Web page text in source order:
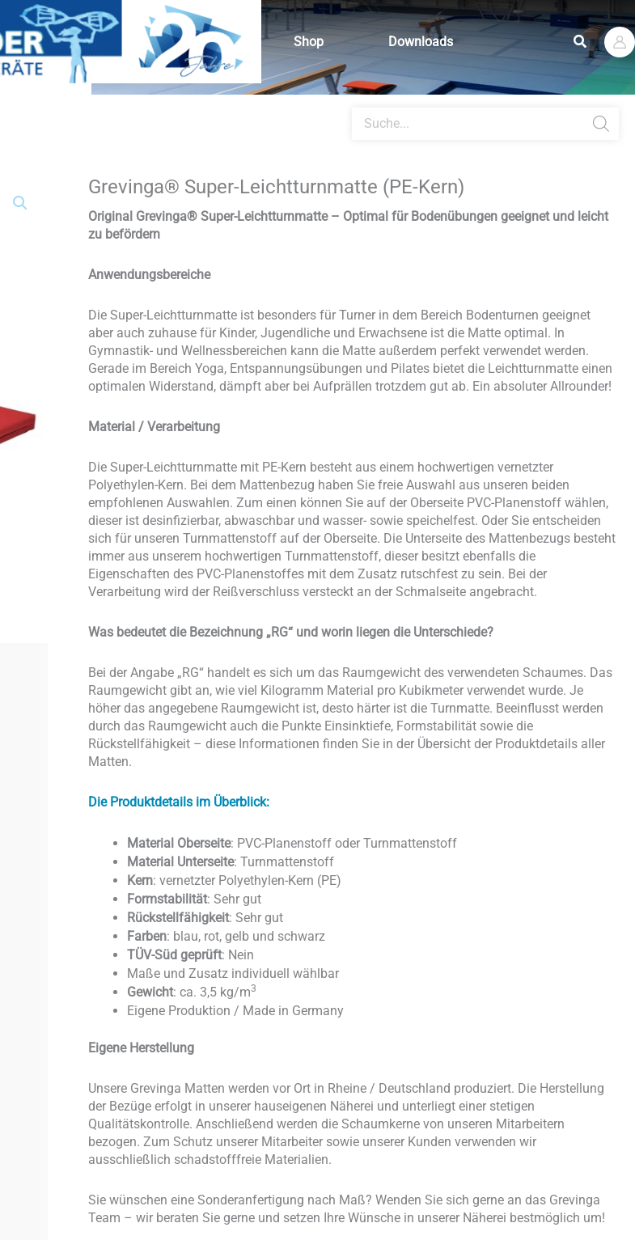
Shop Downloads Suchen
search
Grevinga® Super-Leichtturnmatte (PE-Kern)
Original Grevinga® Super-Leichtturnmatte – Optimal für Bodenübungen geeignet und leicht
zu befördern
Anwendungsbereiche
Die Super-Leichtturnmatte ist besonders für Turner in dem Bereich Bodenturnen geeignet
aber auch zuhause für Kinder, Jugendliche und Erwachsene ist die Matte optimal. In
Gymnastik- und Wellnessbereichen kann die Matte außerdem perfekt verwendet werden.
Gerade im Bereich Yoga, Entspannungsübungen und Pilates bietet die Leichtturnmatte einen
optimalen Widerstand, dämpft aber bei Aufprällen trotzdem gut ab. Ein absoluter Allrounder!
Material / Verarbeitung
Die Super-Leichtturnmatte mit PE-Kern besteht aus einem hochwertigen vernetzter
Polyethylen-Kern. Bei dem Mattenbezug haben Sie freie Auswahl aus unseren beiden
empfohlenen Auswahlen. Zum einen können Sie auf der Oberseite PVC-Planenstoff wählen,
dieser ist desinfizierbar, abwaschbar und wasser- sowie speichelfest. Oder Sie entscheiden
sich für unseren Turnmattenstoff auf der Oberseite. Die Unterseite des Mattenbezugs besteht
immer aus unserem hochwertigen Turnmattenstoff, dieser besitzt ebenfalls die
Eigenschaften des PVC-Planenstoffes mit dem Zusatz rutschfest zu sein. Bei der
Verarbeitung wird der Reißverschluss versteckt an der Schmalseite angebracht.
Was bedeutet die Bezeichnung „RG“ und worin liegen die Unterschiede?
Bei der Angabe „RG“ handelt es sich um das Raumgewicht des verwendeten Schaumes. Das
Raumgewicht gibt an, wie viel Kilogramm Material pro Kubikmeter verwendet wurde. Je
höher das angegebene Raumgewicht ist, desto härter ist die Turnmatte. Beeinflusst werden
durch das Raumgewicht auch die Punkte Einsinktiefe, Formstabilität sowie die
Rückstellfähigkeit – diese Informationen finden Sie in der Übersicht der Produktdetails aller
Matten.
Die Produktdetails im Überblick:
Material Oberseite: PVC-Planenstoff oder Turnmattenstoff
Material Unterseite: Turnmattenstoff
Kern: vernetzter Polyethylen-Kern (PE)
Formstabilität: Sehr gut
Rückstellfähigkeit: Sehr gut
Farben: blau, rot, gelb und schwarz
TÜV-Süd geprüft: Nein
Maße und Zusatz individuell wählbar
Gewicht: ca. 3,5 kg/m3
Eigene Produktion / Made in Germany
Eigene Herstellung
Unsere Grevinga Matten werden vor Ort in Rheine / Deutschland produziert. Die Herstellung
der Bezüge erfolgt in unserer hauseigenen Näherei und unterliegt einer stetigen
Qualitätskontrolle. Anschließend werden die Schaumkerne von unseren Mitarbeitern
bezogen. Zum Schutz unserer Mitarbeiter sowie unserer Kunden verwenden wir
ausschließlich schadstofffreie Materialien.
Sie wünschen eine Sonderanfertigung nach Maß? Wenden Sie sich gerne an das Grevinga
Team – wir beraten Sie gerne und setzen Ihre Wünsche in unserer Näherei bestmöglich um!
Grevinga®
Leichtturnmatte
(PE-